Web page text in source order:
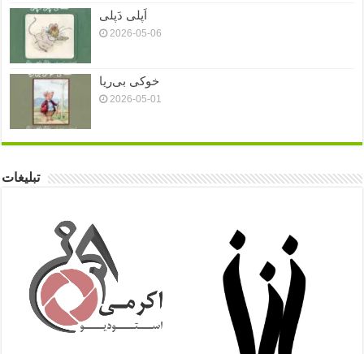
اَپلی دَپلی
2026-05-06
خوکی بی‌ریا
2026-05-01
تبلیغات